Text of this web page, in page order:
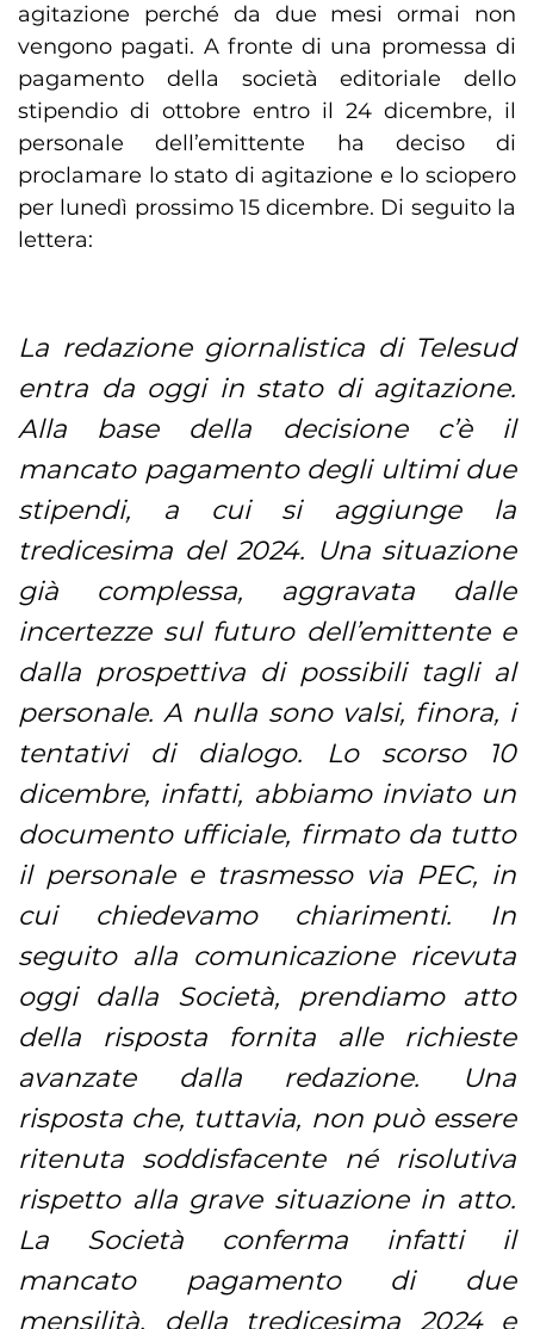
agitazione perché da due mesi ormai non
vengono pagati. A fronte di una promessa di
pagamento della società editoriale dello
stipendio di ottobre entro il 24 dicembre, il
personale dell’emittente ha deciso di
proclamare lo stato di agitazione e lo sciopero
per lunedì prossimo 15 dicembre. Di seguito la
lettera:
La redazione giornalistica di Telesud
entra da oggi in stato di agitazione.
Alla base della decisione c’è il
mancato pagamento degli ultimi due
stipendi, a cui si aggiunge la
tredicesima del 2024. Una situazione
già complessa, aggravata dalle
incertezze sul futuro dell’emittente e
dalla prospettiva di possibili tagli al
personale. A nulla sono valsi, finora, i
tentativi di dialogo. Lo scorso 10
dicembre, infatti, abbiamo inviato un
documento ufficiale, firmato da tutto
il personale e trasmesso via PEC, in
cui chiedevamo chiarimenti. In
seguito alla comunicazione ricevuta
oggi dalla Società, prendiamo atto
della risposta fornita alle richieste
avanzate dalla redazione. Una
risposta che, tuttavia, non può essere
ritenuta soddisfacente né risolutiva
rispetto alla grave situazione in atto.
La Società conferma infatti il
mancato pagamento di due
mensilità, della tredicesima 2024 e